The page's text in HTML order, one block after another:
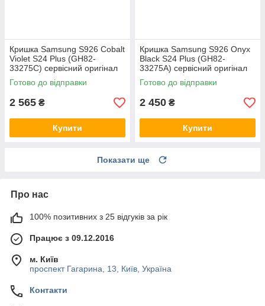
Кришка Samsung S926 Cobalt
Violet S24 Plus (GH82-
33275C) сервісний оригінал
Готово до відправки
2 565 ₴
Купити
Кришка Samsung S926 Onyx
Black S24 Plus (GH82-
33275A) сервісний оригінал
Готово до відправки
2 450 ₴
Купити
Показати ще
Про нас
100% позитивних з 25 відгуків за рік
Працює з 09.12.2016
м. Київ
проспект Гагарина, 13, Київ, Україна
Контакти